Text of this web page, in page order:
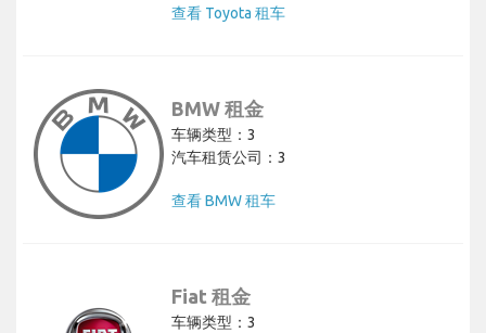
查看 Toyota 租车
BMW 租金
车辆类型：3
汽车租赁公司：3
查看 BMW 租车
Fiat 租金
车辆类型：3